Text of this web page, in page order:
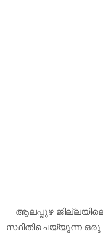
ആലപ്പുഴ
സ്ഥിതിചെയ്യുന്ന